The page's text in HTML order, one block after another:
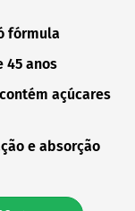
fórmula
45 anos
açúcares
e absorção